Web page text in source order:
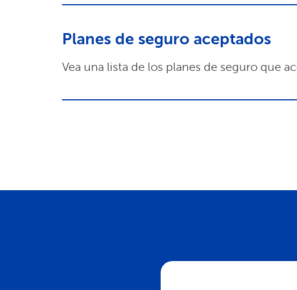
Planes de seguro aceptados
Vea una lista de los planes de seguro que